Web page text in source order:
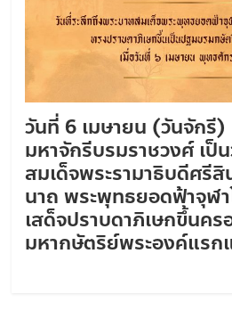
วันที่ 6 เมษายน (วันจักรี)
มหาจักรีบรมราชวงศ์ เป็
สมเด็จพระรามาธิบดีศรี
นาถ พระพุทธยอดฟ้าจุฬา
เสด็จปราบดาภิเษกขึ้นคร
มหากษัตริย์พระองค์แรก